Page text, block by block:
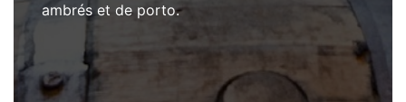
ambrés et de porto.